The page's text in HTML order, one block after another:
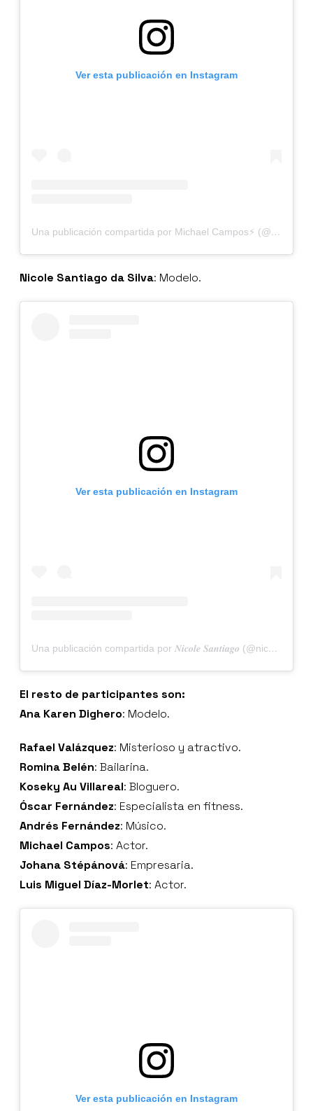
Ver esta publicación en Instagram
Una publicación compartida por Michael Campos⚡️ (@michaelcampos__)
Nicole Santiago da Silva: Modelo.
Ver esta publicación en Instagram
Una publicación compartida por 𝑵𝒊𝒄𝒐𝒍𝒆 𝑺𝒂𝒏𝒕𝒊𝒂𝒈𝒐 (@nicolesantiagods)
El resto de participantes son:
Ana Karen Dighero: Modelo.
Rafael Valázquez: Misterioso y atractivo.
Romina Belén: Bailarina.
Koseky Au Villareal: Bloguero.
Óscar Fernández: Especialista en fitness.
Andrés Fernández: Músico.
Michael Campos: Actor.
Johana Stépánová: Empresaria.
Luis Miguel Díaz-Morlet: Actor.
Ver esta publicación en Instagram